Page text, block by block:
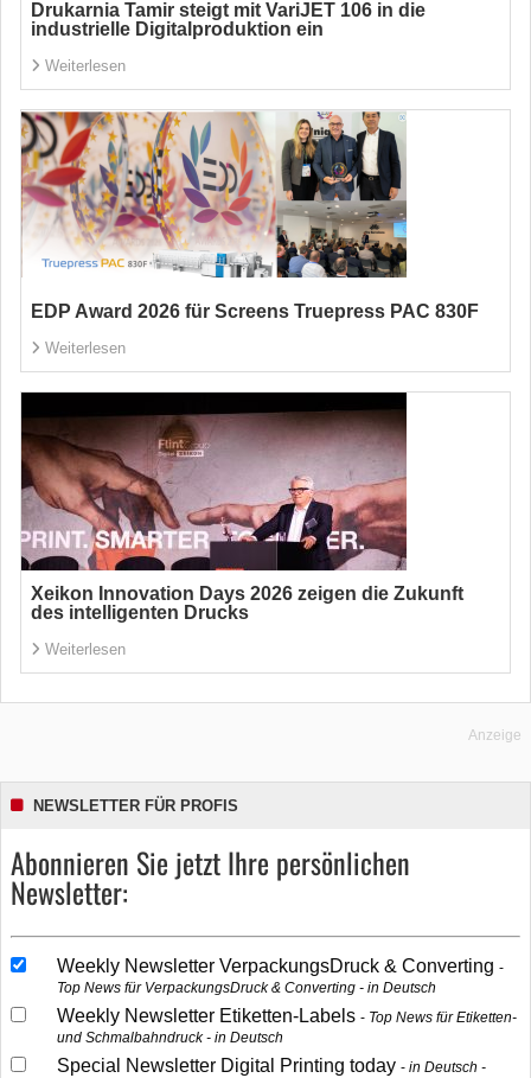
Drukarnia Tamir steigt mit VariJET 106 in die
industrielle Digitalproduktion ein
Weiterlesen
EDP Award 2026 für Screens Truepress PAC 830F
Weiterlesen
Xeikon Innovation Days 2026 zeigen die Zukunft
des intelligenten Drucks
Weiterlesen
Anzeige
NEWSLETTER FÜR PROFIS
Abonnieren Sie jetzt Ihre persönlichen
Newsletter:
Weekly Newsletter VerpackungsDruck & Converting
Top News für VerpackungsDruck & Converting - in Deutsch
Weekly Newsletter Etiketten-Labels
Top News für Etiketten-
und Schmalbahndruck - in Deutsch
Special Newsletter Digital Printing today
in Deutsch -